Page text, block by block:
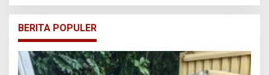
BERITA POPULER